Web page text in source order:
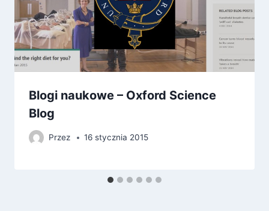
Blogi naukowe – Oxford Science
Blog
Przez 16 stycznia 2015